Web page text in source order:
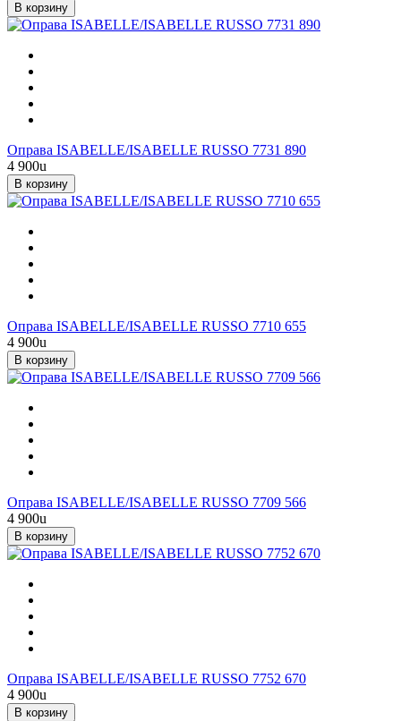
В корзину
Оправа ISABELLE/ISABELLE RUSSO 7731 890
4 900u
В корзину
Оправа ISABELLE/ISABELLE RUSSO 7710 655
4 900u
В корзину
Оправа ISABELLE/ISABELLE RUSSO 7709 566
4 900u
В корзину
Оправа ISABELLE/ISABELLE RUSSO 7752 670
4 900u
В корзину